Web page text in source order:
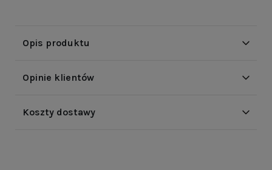
Opis produktu
Opinie klientów
Koszty dostawy